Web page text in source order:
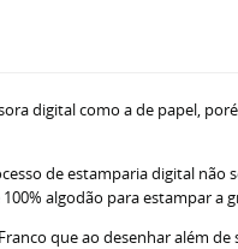
digital como a de papel,
de estamparia digital
algodão para estampar a
que ao desenhar além